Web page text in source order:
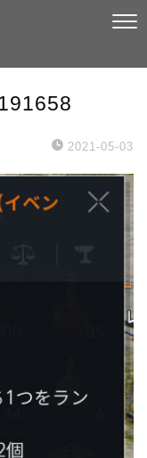
2021-05-03